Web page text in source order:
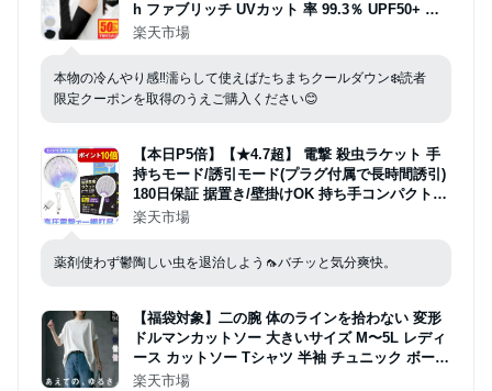
h ファブリッチ UVカット 率 99.3％ UPF50+ 接
触 冷感腕カバー アームスリーブ 冷感 日焼け防止
ディース 夏 冷房対策 伸縮性
楽天市場
本物の冷んやり感‼️濡らして使えばたちまちクールダウン❄️読者
限定クーポンを取得のうえご購入ください😊
【本日P5倍】【★4.7超】 電撃 殺虫ラケット 手
持ちモード/誘引モード(プラグ付属で長時間誘引)
180日保証 据置き/壁掛けOK 持ち手コンパクト収
納 4層構造安全ネット 日本語説明書 電気蚊取り
楽天市場
薬剤使わず鬱陶しい虫を退治しよう🦟バチッと気分爽快。
【福袋対象】二の腕 体のラインを拾わない 変形
ドルマンカットソー 大きいサイズ M〜5L レディ
ース カットソー Tシャツ 半袖 チュニック ボート
ネック 綿100% ゆったり 体型カバー 二の腕カバ
楽天市場